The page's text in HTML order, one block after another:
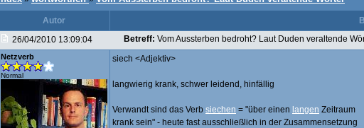
Autor
26/04/2010 13:09:04
Betreff: Vom Aussterben bedroht? Laut Duden veraltende
Netzverb
Normal
siech <Adjektiv>
langwierig krank, schwer leidend, hinfällig
Verwandt sind das Verb siechen = "über einen langen Zeitraum
krank sein" - heute fast ausschließlich in der Zusammensetzung